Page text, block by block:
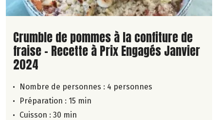
Lire la suite de la recette
Crumble de pommes à la confiture de
fraise - Recette à Prix Engagés Janvier
2024
Nombre de personnes : 4 personnes
Préparation : 15 min
Cuisson : 30 min